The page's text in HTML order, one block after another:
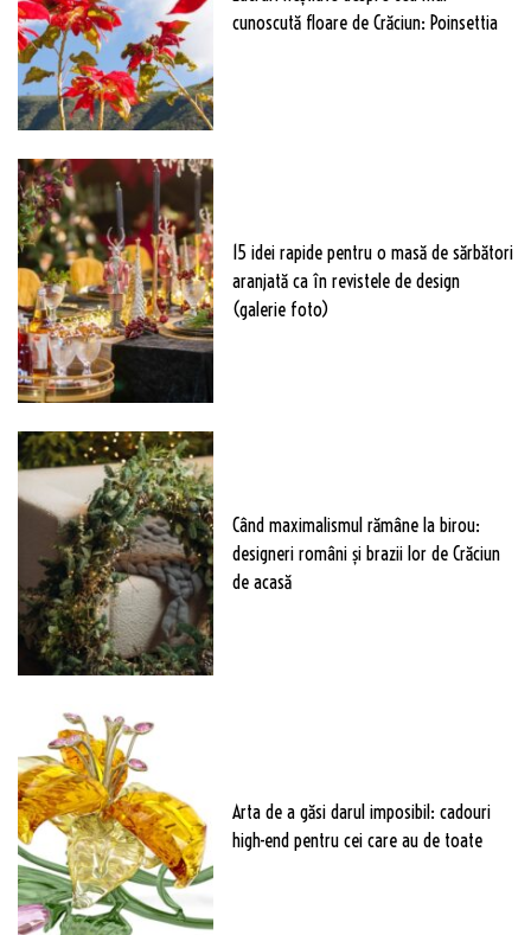
cunoscută floare de Crăciun: Poinsettia
15 idei rapide pentru o masă de sărbători
aranjată ca în revistele de design
(galerie foto)
Când maximalismul rămâne la birou:
designeri români și brazii lor de Crăciun
de acasă
Arta de a găsi darul imposibil: cadouri
high-end pentru cei care au de toate